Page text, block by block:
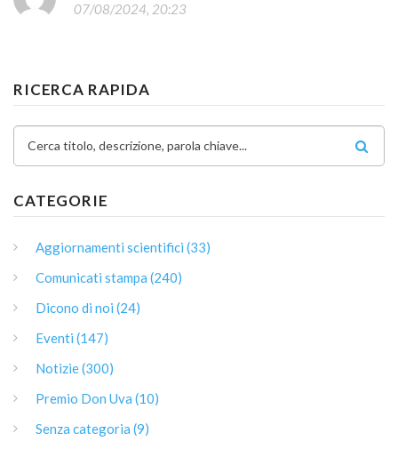
07/08/2024, 20:23
RICERCA RAPIDA
Cerca titolo, descrizione, parola chiave...
CATEGORIE
Aggiornamenti scientifici (33)
Comunicati stampa (240)
Dicono di noi (24)
Eventi (147)
Notizie (300)
Premio Don Uva (10)
Senza categoria (9)